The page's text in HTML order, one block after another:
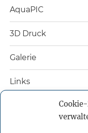
AquaPIC
3D Druck
Galerie
Links
Nützliche Bücher